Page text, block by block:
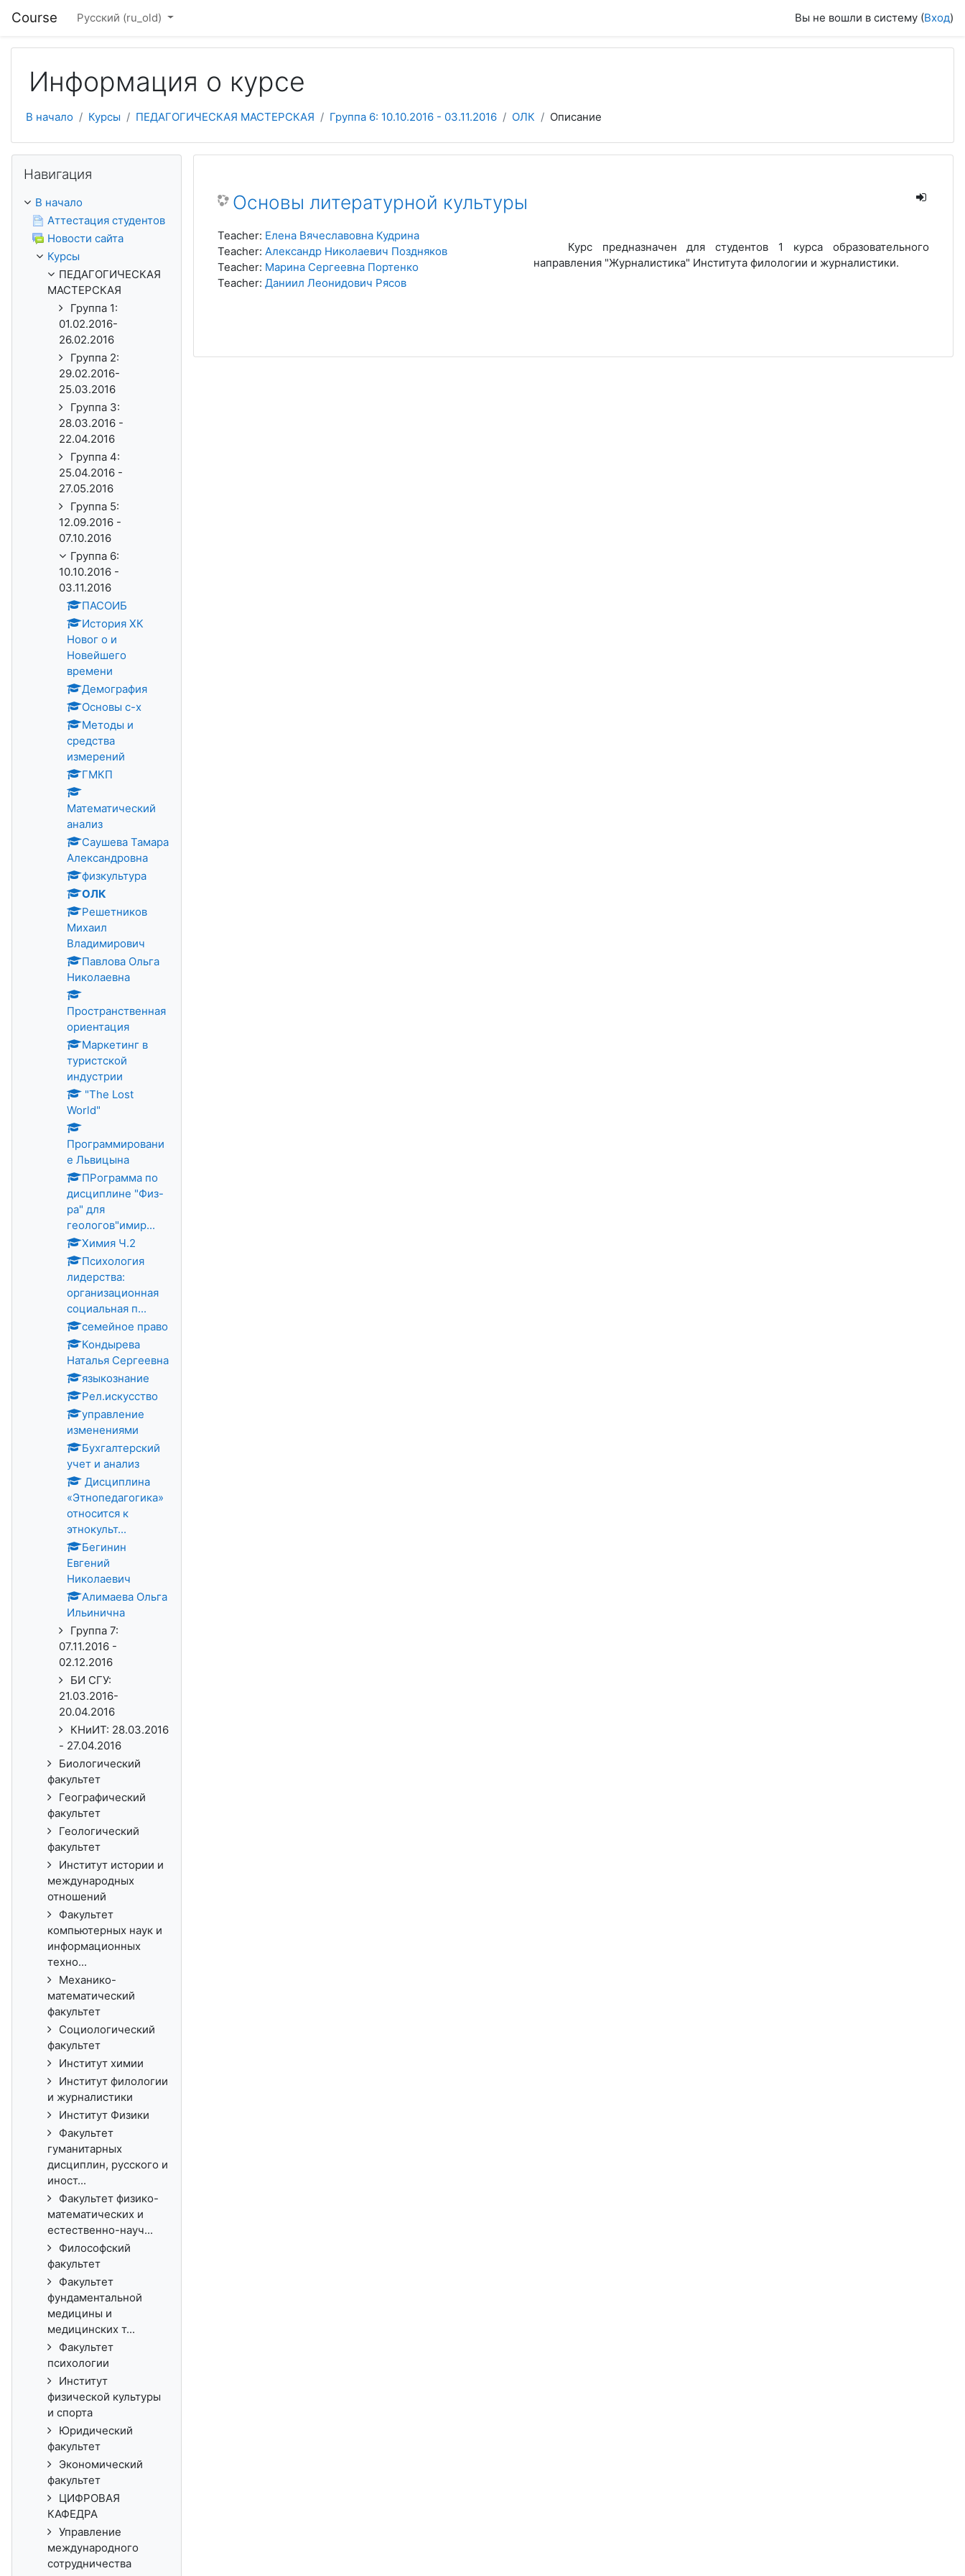
Course Русский ‎(ru_old)‎ Вы не вошли в систему (Вход)
Информация о курсе
В начало Курсы ПЕДАГОГИЧЕСКАЯ МАСТЕРСКАЯ Группа 6: 10.10.2016 - 03.11.2016 ОЛК Описание
Основы литературной культуры
Курс предназначен для студентов 1 курса образовательного
направления "Журналистика" Института филологии и журналистики.
Teacher: Елена Вячеславовна Кудрина
Teacher: Александр Николаевич Поздняков
Teacher: Марина Сергеевна Портенко
Teacher: Даниил Леонидович Рясов
Навигация
В начало
Аттестация студентов
Новости сайта
Курсы
ПЕДАГОГИЧЕСКАЯ
МАСТЕРСКАЯ
Группа 1:
01.02.2016-
26.02.2016
Группа 2:
29.02.2016-
25.03.2016
Группа 3:
28.03.2016 -
22.04.2016
Группа 4:
25.04.2016 -
27.05.2016
Группа 5:
12.09.2016 -
07.10.2016
Группа 6:
10.10.2016 -
03.11.2016
ПАСОИБ
История ХК
Новог о и
Новейшего
времени
Демография
Основы с-х
Методы и
средства
измерений
ГМКП
Математический
анализ
Саушева Тамара
Александровна
физкультура
ОЛК
Решетников
Михаил
Владимирович
Павлова Ольга
Николаевна
Пространственная
ориентация
Маркетинг в
туристской
индустрии
"The Lost
World"
Программировани
е Львицына
ПРограмма по
дисциплине "Физ-
ра" для
геологов"имир...
Химия Ч.2
Психология
лидерства:
организационная
социальная п...
семейное право
Кондырева
Наталья Сергеевна
языкознание
Рел.искусство
управление
изменениями
Бухгалтерский
учет и анализ
Дисциплина
«Этнопедагогика»
относится к
этнокульт...
Бегинин
Евгений
Николаевич
Алимаева Ольга
Ильинична
Группа 7:
07.11.2016 -
02.12.2016
БИ СГУ:
21.03.2016-
20.04.2016
КНиИТ: 28.03.2016
- 27.04.2016
Биологический
факультет
Географический
факультет
Геологический
факультет
Институт истории и
международных
отношений
Факультет
компьютерных наук и
информационных
техно...
Механико-
математический
факультет
Социологический
факультет
Институт химии
Институт филологии
и журналистики
Институт Физики
Факультет
гуманитарных
дисциплин, русского и
иност...
Факультет физико-
математических и
естественно-науч...
Философский
факультет
Факультет
фундаментальной
медицины и
медицинских т...
Факультет
психологии
Институт
физической культуры
и спорта
Юридический
факультет
Экономический
факультет
ЦИФРОВАЯ
КАФЕДРА
Управление
международного
сотрудничества